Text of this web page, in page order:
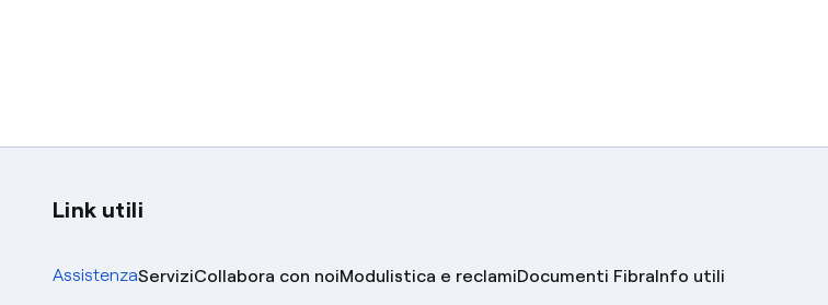
Link utili
AssistenzaServiziCollabora con noiModulistica e reclamiDocumenti FibraInfo utili